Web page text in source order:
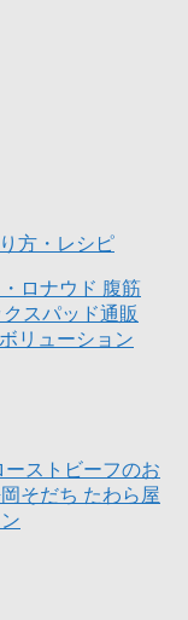
方・レシピ
ロナウド 腹筋
スパッド通販
リューション
ストビーフのお
そだち たわら屋